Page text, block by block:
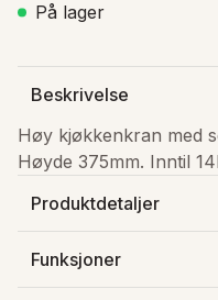
På lager
Beskrivelse
Høy kjøkkenkran med
Høyde 375mm. Inntil
Produktdetaljer
Varenummer
Funksjoner